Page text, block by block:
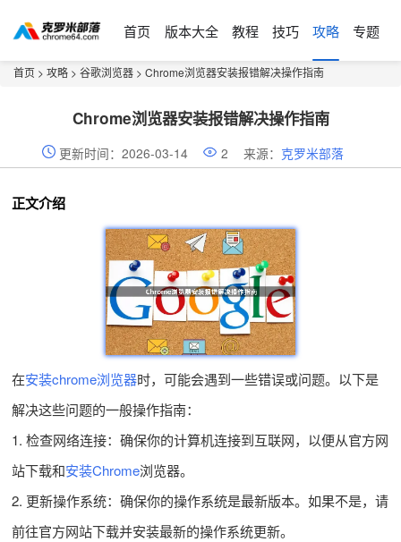
首页 版本大全 教程 技巧 攻略 专题
首页 > 攻略 > 谷歌浏览器 > Chrome浏览器安装报错解决操作指南
Chrome浏览器安装报错解决操作指南
更新时间：2026-03-14 2 来源： 克罗米部落
正文介绍
在安装chrome浏览器时，可能会遇到一些错误或问题。以下是
解决这些问题的一般操作指南：
1. 检查网络连接：确保你的计算机连接到互联网，以便从官方网
站下载和安装Chrome浏览器。
2. 更新操作系统：确保你的操作系统是最新版本。如果不是，请
前往官方网站下载并安装最新的操作系统更新。